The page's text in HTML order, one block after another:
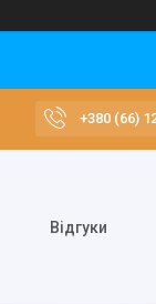
+380 (66)
Відгуки